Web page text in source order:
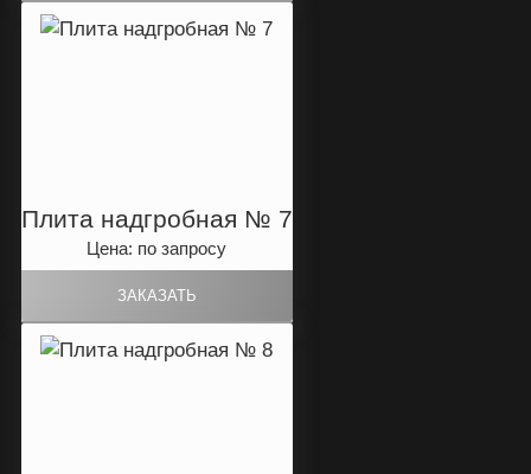
Плита надгробная № 7
Цена: по запросу